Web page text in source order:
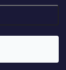
fenntartva.